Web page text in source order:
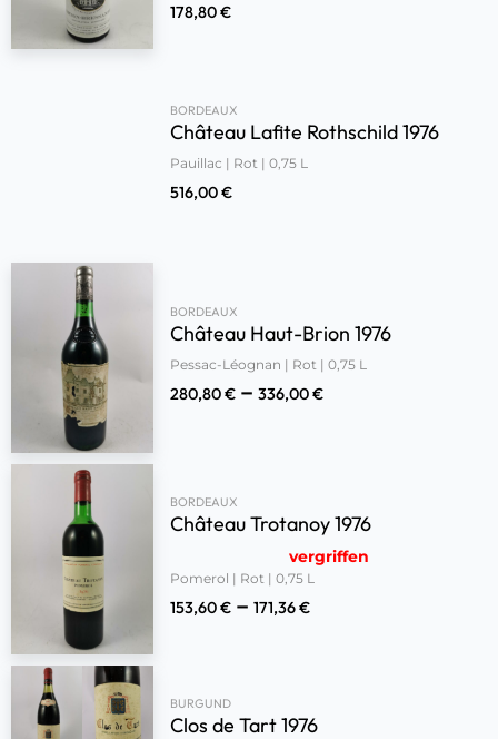
178,80€
BORDEAUX
Château Lafite Rothschild 1976
Pauillac | Rot | 0,75 L
516,00€
BORDEAUX
Château Haut-Brion 1976
Pessac-Léognan | Rot | 0,75 L
280,80€ –336,00€
BORDEAUX
Château Trotanoy 1976
vergriffen
Pomerol | Rot | 0,75 L
153,60€ –171,36€
BURGUND
Clos de Tart 1976